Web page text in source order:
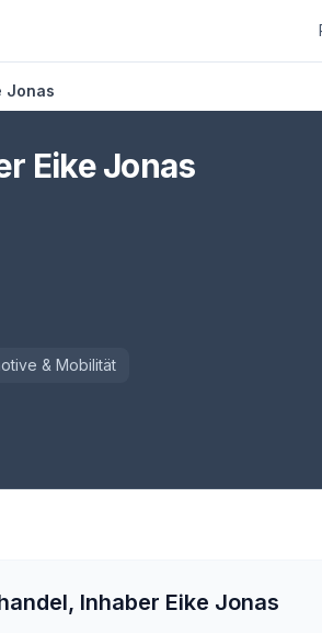
Jonas
Eike Jonas
& Mobilität
Inhaber Eike Jonas